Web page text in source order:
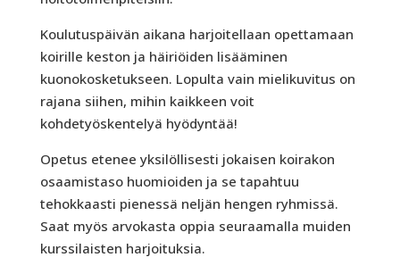
Koulutuspäivän aikana harjoitellaan opettamaan
koirille keston ja häiriöiden lisääminen
kuonokosketukseen. Lopulta vain mielikuvitus on
rajana siihen, mihin kaikkeen voit
kohdetyöskentelyä hyödyntää!
Opetus etenee yksilöllisesti jokaisen koirakon
osaamistaso huomioiden ja se tapahtuu
tehokkaasti pienessä neljän hengen ryhmissä.
Saat myös arvokasta oppia seuraamalla muiden
kurssilaisten harjoituksia.